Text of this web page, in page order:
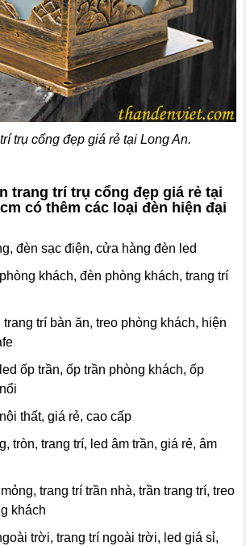
trụ cổng đẹp giá rẻ tại Long An.
trang trí trụ cổng đẹp giá rẻ tại
có thêm các loại đèn hiện đại
đèn sạc điện, cửa hàng đèn led
khách, đèn phòng khách, trang trí
trang trí bàn ăn, treo phòng khách, hiện
ốp trần, ốp trần phòng khách, ốp
thất, giá rẻ, cao cấp
tròn, trang trí, led âm trần, giá rẻ, âm
trang trí trần nhà, trần trang trí, treo
khách
trời, trang trí ngoài trời, led giá sỉ,